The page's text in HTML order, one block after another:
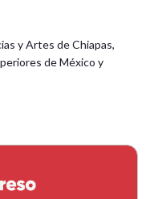
y Artes de Chiapas,
de México y